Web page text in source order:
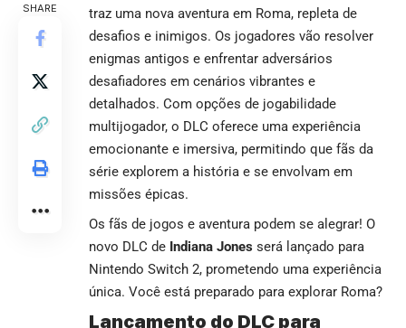
SHARE
traz uma nova aventura em Roma, repleta de
desafios e inimigos. Os jogadores vão resolver
enigmas antigos e enfrentar adversários
desafiadores em cenários vibrantes e
detalhados. Com opções de jogabilidade
multijogador, o DLC oferece uma experiência
emocionante e imersiva, permitindo que fãs da
série explorem a história e se envolvam em
missões épicas.
Os fãs de jogos e aventura podem se alegrar! O
novo DLC de Indiana Jones será lançado para
Nintendo Switch 2, prometendo uma experiência
única. Você está preparado para explorar Roma?
Lançamento do DLC para